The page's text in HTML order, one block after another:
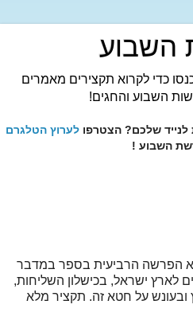
השבוע
כדי לקרוא תקצירים מאמרים
השבוע והחגים!
לנייד שלכם? הצטרפו לערוץ הטלגרם
השבוע !
הפרשה הרביעית בספר במדבר
לארץ ישראל, בכישלון השליחות,
על חטא זה. תקציר מלא